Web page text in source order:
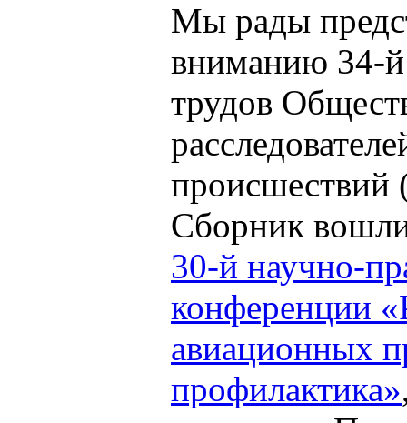
Мы рады
вниманию 34-
трудов
Сборник
30-й научно-
конференции
авиационных
профилактика»